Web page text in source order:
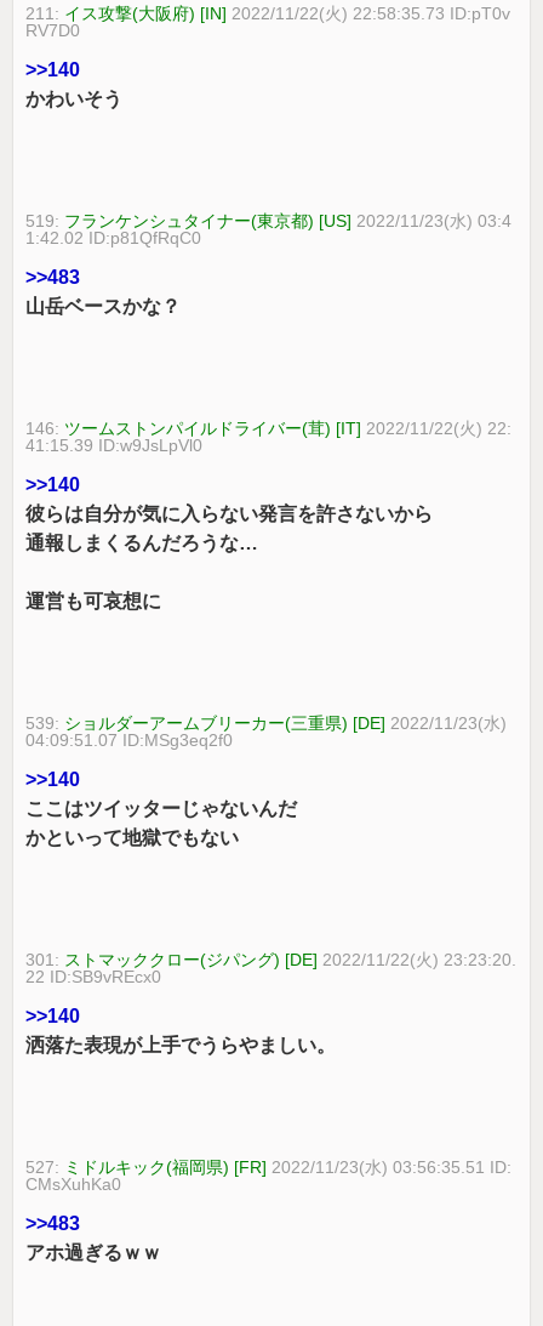
211: イス攻撃(大阪府) [IN] 2022/11/22(火) 22:58:35.73 ID:pT0v
RV7D0
>>140
かわいそう
519: フランケンシュタイナー(東京都) [US] 2022/11/23(水) 03:4
1:42.02 ID:p81QfRqC0
>>483
山岳ベースかな？
146: ツームストンパイルドライバー(茸) [IT] 2022/11/22(火) 22:
41:15.39 ID:w9JsLpVl0
>>140
彼らは自分が気に入らない発言を許さないから
通報しまくるんだろうな…
運営も可哀想に
539: ショルダーアームブリーカー(三重県) [DE] 2022/11/23(水)
04:09:51.07 ID:MSg3eq2f0
>>140
ここはツイッターじゃないんだ
かといって地獄でもない
301: ストマッククロー(ジパング) [DE] 2022/11/22(火) 23:23:20.
22 ID:SB9vREcx0
>>140
洒落た表現が上手でうらやましい。
527: ミドルキック(福岡県) [FR] 2022/11/23(水) 03:56:35.51 ID:
CMsXuhKa0
>>483
アホ過ぎるｗｗ